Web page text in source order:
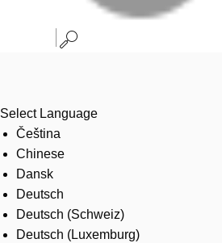
Select Language
Čeština
Chinese
Dansk
Deutsch
Deutsch (Schweiz)
Deutsch (Luxemburg)